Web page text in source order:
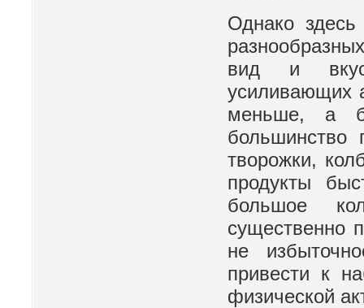
Однако здесь
вид и
усиливающих
меньше, а
большинство
творожки,
продукты
большое
существенно
не
привести к
физической